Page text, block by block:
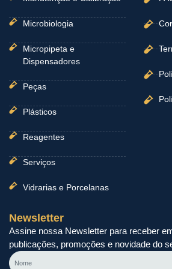
Microbiologia
Micropipeta e
Dispensadores
Peças
Plásticos
Reagentes
Serviços
Vidrarias e Porcelanas
Newsletter
Assine nossa Newsletter para receber
publicações, promoções e novidade do
Nome